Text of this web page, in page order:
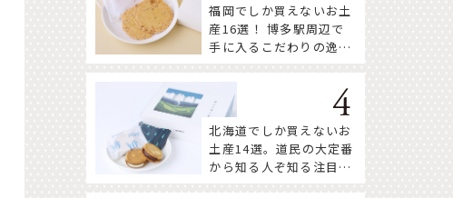
福岡でしか買えないお土
産16選！ 博多駅周辺で
手に入るこだわりの逸品
北海道でしか買えないお
土産14選。道民の大定番
から知る人ぞ知る注目株